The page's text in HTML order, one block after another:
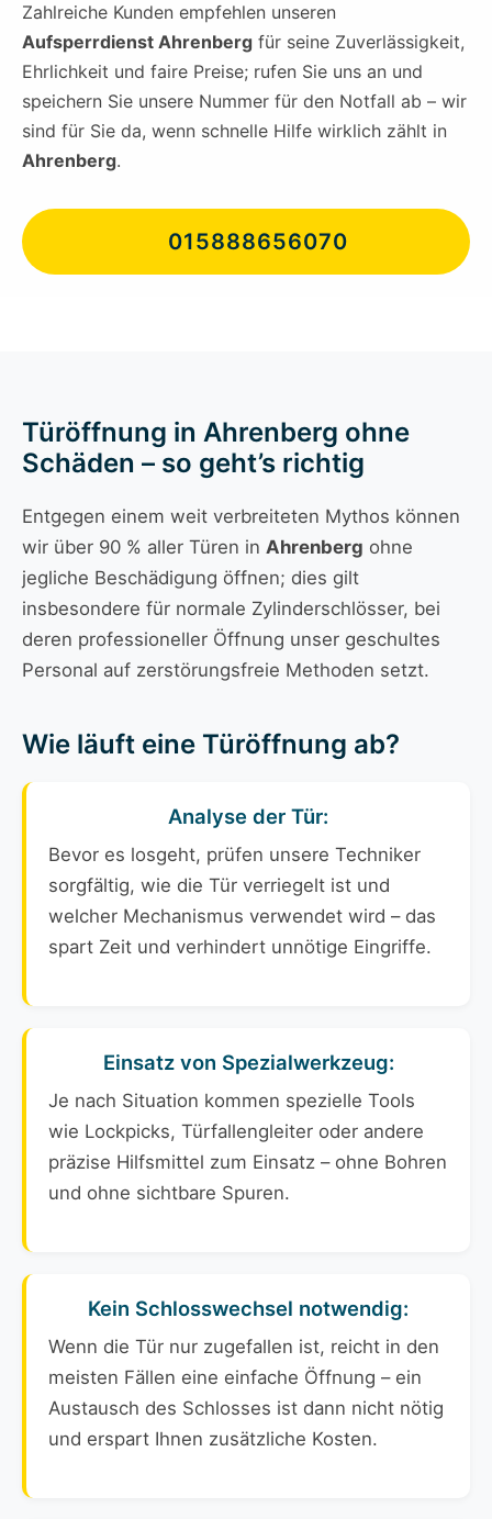
Zahlreiche Kunden empfehlen unseren
Aufsperrdienst Ahrenberg für seine Zuverlässigkeit,
Ehrlichkeit und faire Preise; rufen Sie uns an und
speichern Sie unsere Nummer für den Notfall ab – wir
sind für Sie da, wenn schnelle Hilfe wirklich zählt in
Ahrenberg.
015888656070
Türöffnung in Ahrenberg ohne
Schäden – so geht’s richtig
Entgegen einem weit verbreiteten Mythos können
wir über 90 % aller Türen in Ahrenberg ohne
jegliche Beschädigung öffnen; dies gilt
insbesondere für normale Zylinderschlösser, bei
deren professioneller Öffnung unser geschultes
Personal auf zerstörungsfreie Methoden setzt.
Wie läuft eine Türöffnung ab?
Analyse der Tür:
Bevor es losgeht, prüfen unsere Techniker
sorgfältig, wie die Tür verriegelt ist und
welcher Mechanismus verwendet wird – das
spart Zeit und verhindert unnötige Eingriffe.
Einsatz von Spezialwerkzeug:
Je nach Situation kommen spezielle Tools
wie Lockpicks, Türfallengleiter oder andere
präzise Hilfsmittel zum Einsatz – ohne Bohren
und ohne sichtbare Spuren.
Kein Schlosswechsel notwendig:
Wenn die Tür nur zugefallen ist, reicht in den
meisten Fällen eine einfache Öffnung – ein
Austausch des Schlosses ist dann nicht nötig
und erspart Ihnen zusätzliche Kosten.